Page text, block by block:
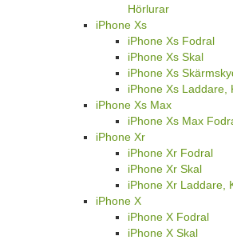
Hörlurar
iPhone Xs
iPhone Xs Fodral
iPhone Xs Skal
iPhone Xs
iPhone Xs Laddare,
iPhone Xs Max
iPhone Xs Max
iPhone Xr
iPhone Xr Fodral
iPhone Xr Skal
iPhone Xr Laddare,
iPhone X
iPhone X Fodral
iPhone X Skal